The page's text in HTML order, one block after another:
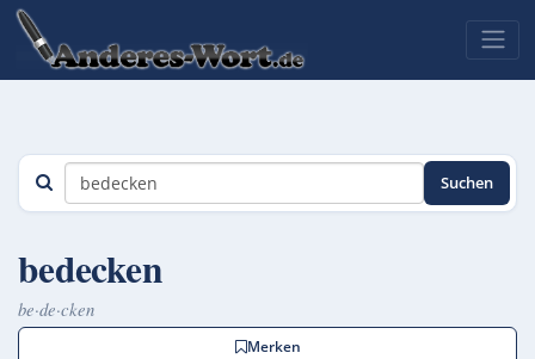
Suchen
bedecken
be·de·cken
Merken